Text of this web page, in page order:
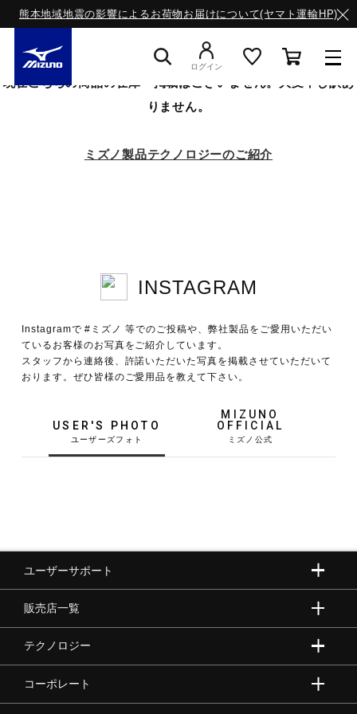
熊本地域地震の影響によるお荷物お届けについて(ヤマト運輸HP)
サッカー／フットサル
トレーニング
ゴルフ
バレーボール
バドミントン
ログイン
現在こちらの商品の在庫・掲載はございません。大変申し訳あ
りません。
ミズノ製品テクノロジーのご紹介
INSTAGRAM
Instagramで #ミズノ 等でのご投稿や、弊社製品をご愛用いただい
ているお客様のお写真をご紹介しています。
スタッフから連絡後、許諾いただいた写真を掲載させていただいて
おります。ぜひ皆様のご愛用品を教えて下さい。
USER'S PHOTO
MIZUNO
OFFICIAL
ユーザーサポート
販売店一覧
テクノロジー
コーポレート